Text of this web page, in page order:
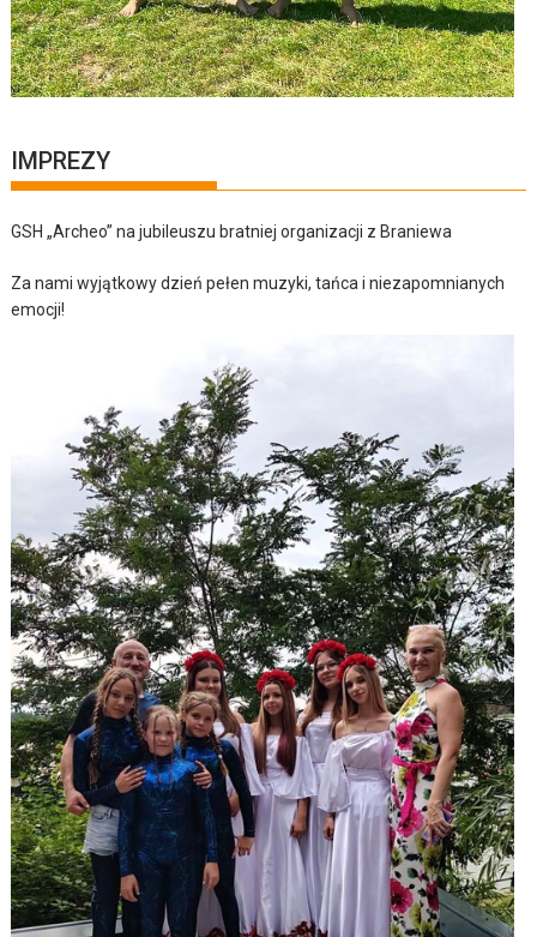
IMPREZY
GSH „Archeo” na jubileuszu bratniej organizacji z Braniewa
Za nami wyjątkowy dzień pełen muzyki, tańca i niezapomnianych
emocji!